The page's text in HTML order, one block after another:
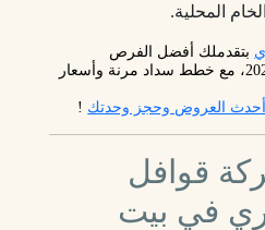
المحلية.
بتقدملك أفضل الفرص
الاستثمارية والسكنية لعام 2025، مع خطط سداد مرنة وأسعار
أحدث العروض وحجز وحدتك !
قوافل
في بيت